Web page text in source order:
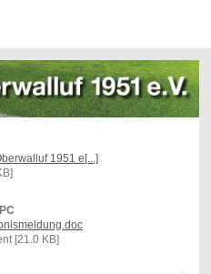
1951 e[...]
[21.0 KB]